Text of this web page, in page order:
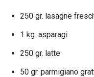
250 gr. lasagne
1 kg. asparagi
250 gr. latte
50 gr. parmigiano